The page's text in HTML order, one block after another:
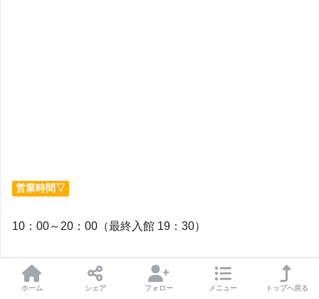
営業時間▽
10：00～20：00（最終入館 19：30）
※営業時間は予告なく変更となる場合がある
※一部エキシビションは営業時間が異なり、待ち時間に
ホーム シェア フォロー メニュー トップへ戻る